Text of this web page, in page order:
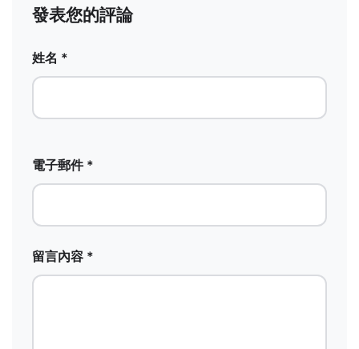
發表您的評論
姓名 *
電子郵件 *
留言內容 *